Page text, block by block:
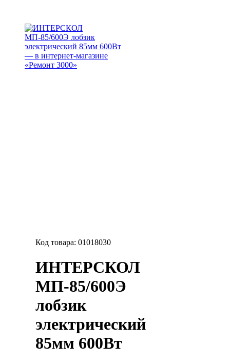
Код товара:01018030
ИНТЕРСКОЛ
МП-85/600Э
лобзик
электрический
85мм 600Вт